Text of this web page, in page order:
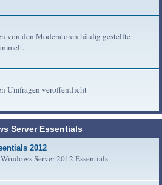
von den Moderatoren häufig gestellte
Umfragen veröffentlicht
Server Essentials
2012
Server 2012 Essentials